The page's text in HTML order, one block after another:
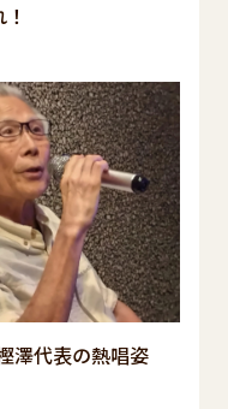
澤代表の熱唱姿